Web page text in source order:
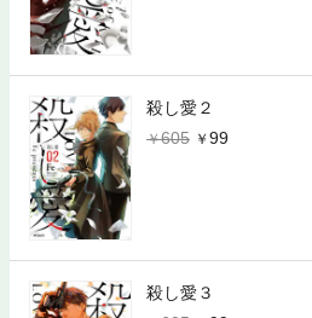
殺し愛２
605
99
殺し愛３